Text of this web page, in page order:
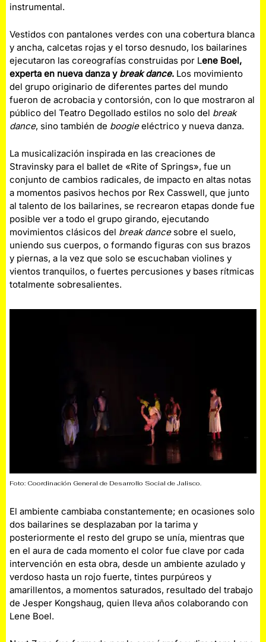
instrumental.
Vestidos con pantalones verdes con una cobertura blanca
y ancha, calcetas rojas y el torso desnudo, los bailarines
ejecutaron las coreografías construidas por Lene Boel,
experta en nueva danza y break dance. Los movimiento
del grupo originario de diferentes partes del mundo
fueron de acrobacia y contorsión, con lo que mostraron al
público del Teatro Degollado estilos no solo del break
dance, sino también de boogieeléctrico y nueva danza.
La musicalización inspirada en las creaciones de
Stravinsky para el ballet de «Rite of Springs», fue un
conjunto de cambios radicales, de impacto en altas notas
a momentos pasivos hechos por Rex Casswell, que junto
al talento de los bailarines, se recrearon etapas donde fue
posible ver a todo el grupo girando, ejecutando
movimientos clásicos del break dancesobre el suelo,
uniendo sus cuerpos, o formando figuras con sus brazos
y piernas, a la vez que solo se escuchaban violines y
vientos tranquilos, o fuertes percusiones y bases rítmicas
totalmente sobresalientes.
Foto: Coordinación General de Desarrollo Social de Jalisco.
El ambiente cambiaba constantemente; en ocasiones solo
dos bailarines se desplazaban por la tarima y
posteriormente el resto del grupo se unía, mientras que
en el aura de cada momento el color fue clave por cada
intervención en esta obra, desde un ambiente azulado y
verdoso hasta un rojo fuerte, tintes purpúreos y
amarillentos, a momentos saturados, resultado del trabajo
de Jesper Kongshaug, quien lleva años colaborando con
Lene Boel.